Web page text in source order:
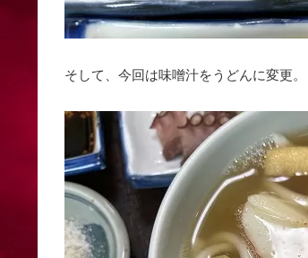
そして、今回は味噌汁をうどんに変更。